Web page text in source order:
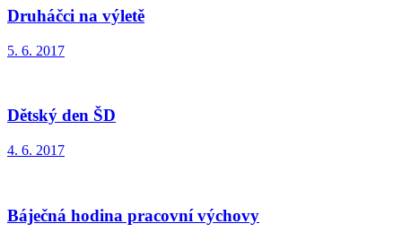
Druháčci na výletě
5. 6. 2017
Dětský den ŠD
4. 6. 2017
Báječná hodina pracovní výchovy